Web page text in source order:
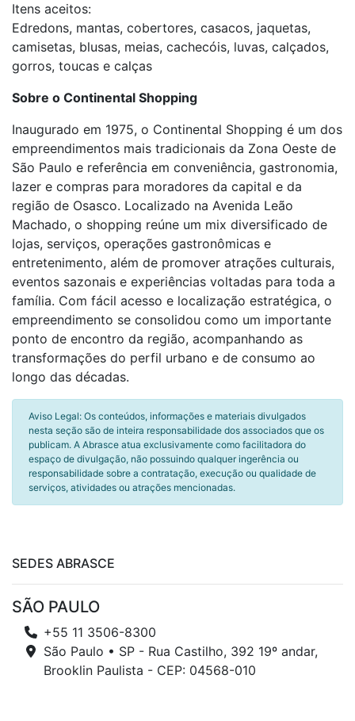
Itens aceitos:
Edredons, mantas, cobertores, casacos, jaquetas,
camisetas, blusas, meias, cachecóis, luvas, calçados,
gorros, toucas e calças
Sobre o Continental Shopping
Inaugurado em 1975, o Continental Shopping é um dos
empreendimentos mais tradicionais da Zona Oeste de
São Paulo e referência em conveniência, gastronomia,
lazer e compras para moradores da capital e da
região de Osasco. Localizado na Avenida Leão
Machado, o shopping reúne um mix diversificado de
lojas, serviços, operações gastronômicas e
entretenimento, além de promover atrações culturais,
eventos sazonais e experiências voltadas para toda a
família. Com fácil acesso e localização estratégica, o
empreendimento se consolidou como um importante
ponto de encontro da região, acompanhando as
transformações do perfil urbano e de consumo ao
longo das décadas.
Aviso Legal: Os conteúdos, informações e materiais divulgados
nesta seção são de inteira responsabilidade dos associados que os
publicam. A Abrasce atua exclusivamente como facilitadora do
espaço de divulgação, não possuindo qualquer ingerência ou
responsabilidade sobre a contratação, execução ou qualidade de
serviços, atividades ou atrações mencionadas.
SEDES ABRASCE
SÃO PAULO
+55 11 3506-8300
São Paulo • SP - Rua Castilho, 392 19º andar,
Brooklin Paulista - CEP: 04568-010